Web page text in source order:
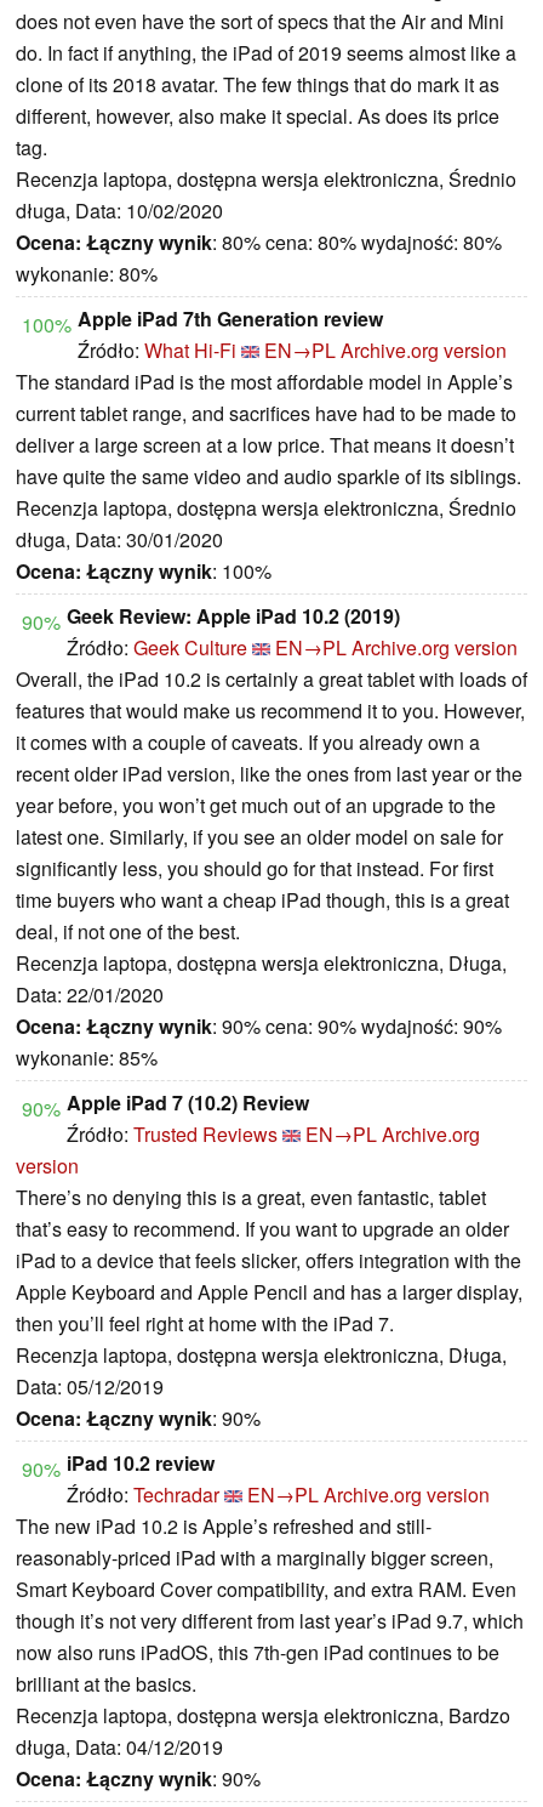
does not even have the sort of specs that the Air and Mini
do. In fact if anything, the iPad of 2019 seems almost like a
clone of its 2018 avatar. The few things that do mark it as
different, however, also make it special. As does its price
tag.
Recenzja laptopa, dostępna wersja elektroniczna, Średnio
długa, Data: 10/02/2020
Ocena: Łączny wynik: 80% cena: 80% wydajność: 80%
wykonanie: 80%
100% Apple iPad 7th Generation review
Źródło: What Hi-Fi EN→PLArchive.org version
The standard iPad is the most affordable model in Apple’s
current tablet range, and sacrifices have had to be made to
deliver a large screen at a low price. That means it doesn’t
have quite the same video and audio sparkle of its siblings.
Recenzja laptopa, dostępna wersja elektroniczna, Średnio
długa, Data: 30/01/2020
Ocena: Łączny wynik: 100%
90% Geek Review: Apple iPad 10.2 (2019)
Źródło: Geek Culture EN→PLArchive.org version
Overall, the iPad 10.2 is certainly a great tablet with loads of
features that would make us recommend it to you. However,
it comes with a couple of caveats. If you already own a
recent older iPad version, like the ones from last year or the
year before, you won’t get much out of an upgrade to the
latest one. Similarly, if you see an older model on sale for
significantly less, you should go for that instead. For first
time buyers who want a cheap iPad though, this is a great
deal, if not one of the best.
Recenzja laptopa, dostępna wersja elektroniczna, Długa,
Data: 22/01/2020
Ocena: Łączny wynik: 90% cena: 90% wydajność: 90%
wykonanie: 85%
90% Apple iPad 7 (10.2) Review
Źródło: Trusted Reviews EN→PLArchive.org
version
There’s no denying this is a great, even fantastic, tablet
that’s easy to recommend. If you want to upgrade an older
iPad to a device that feels slicker, offers integration with the
Apple Keyboard and Apple Pencil and has a larger display,
then you’ll feel right at home with the iPad 7.
Recenzja laptopa, dostępna wersja elektroniczna, Długa,
Data: 05/12/2019
Ocena: Łączny wynik: 90%
90% iPad 10.2 review
Źródło: Techradar EN→PLArchive.org version
The new iPad 10.2 is Apple’s refreshed and still-
reasonably-priced iPad with a marginally bigger screen,
Smart Keyboard Cover compatibility, and extra RAM. Even
though it’s not very different from last year’s iPad 9.7, which
now also runs iPadOS, this 7th-gen iPad continues to be
brilliant at the basics.
Recenzja laptopa, dostępna wersja elektroniczna, Bardzo
długa, Data: 04/12/2019
Ocena: Łączny wynik: 90%